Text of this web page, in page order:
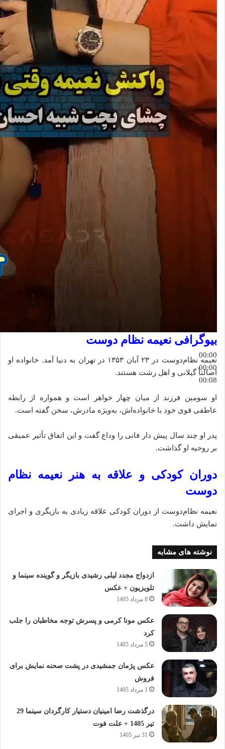
00:00
00:00
00:08
بیوگرافی نعیمه نظام دوست
نعیمه نظام‌دوست در ۲۳ آبان ۱۳۵۳ در تهران به دنیا آمد. خانواده او
اصالتاً گیلانی و اهل رشت هستند.
او سومین فرزند از میان چهار خواهر است و همواره از رابطه
عاطفی قوی خود با خانواده‌اش، به‌ویژه مادرش، سخن گفته است.
پدر او چند سال پیش دار فانی را وداع گفت و این اتفاق تأثیر عمیقی
بر روحیه او گذاشت.
دوران کودکی و علاقه به هنر نعیمه نظام
دوست
نعیمه نظام‌دوست از دوران کودکی علاقه زیادی به بازیگری و اجرای
نمایش داشت.
نوشته های مشابه
ازدواج مجدد لیلی رشیدی بازیگر و گوینده سینما و
تلویزیون + عکس
8 مرداد 1405
عکس مونا کرمی و پسرش توجه مخاطبان را جلب
کرد
5 مرداد 1405
عکس پژمان جمشیدی در پشت صحنه نمایش برای
فروش
1 مرداد 1405
درگذشت رضا امینیان دستیار کارگردان سینما 29
تیر 1405 + علت فوت
31 تیر 1405